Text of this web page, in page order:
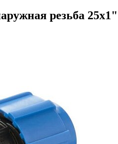
резьба 25х1"